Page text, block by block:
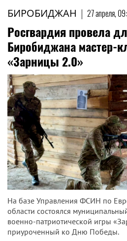
БИРОБИДЖАН | 27 апреля,
Росгвардия провела
Биробиджана мастер-
«Зарницы 2.0»
На базе Управления ФСИН по
области состоялся
военно‑патриотической игры
приуроченный ко Дню Победы.